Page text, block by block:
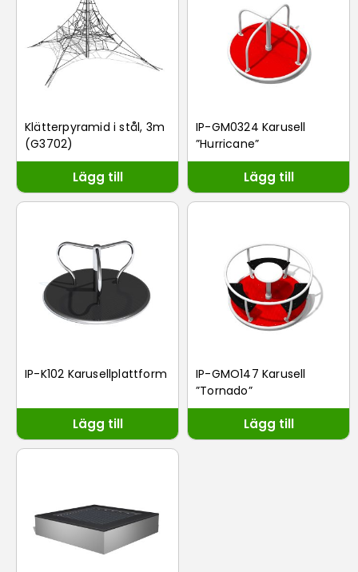
Klätterpyramid i stål, 3m
(G3702)
Lägg till
IP-GM0324 Karusell
”Hurricane”
Lägg till
IP-K102 Karusellplattform
Lägg till
IP-GMO147 Karusell
”Tornado”
Lägg till